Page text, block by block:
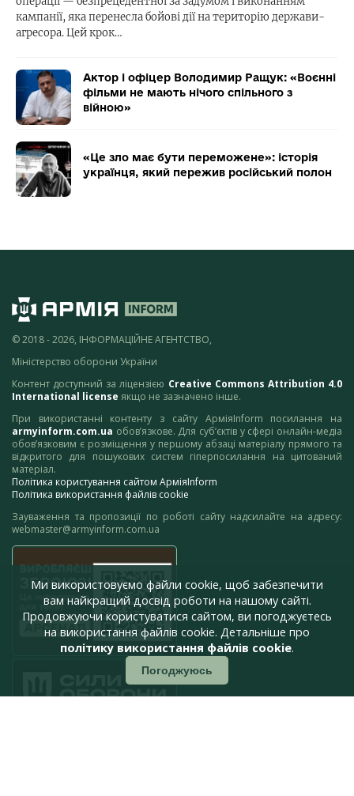
кампанії, яка перенесла бойові дії на територію держави-
агресора. Цей крок…
Актор і офіцер Володимир Ращук: «Воєнні
фільми не мають нічого спільного з
війною»
«Це зло має бути переможене»: історія
українця, який пережив російський полон
© 2018 - 2026, ІНФОРМАЦІЙНЕ АГЕНТСТВО,
Міністерство оборони України
Контент доступний за ліцензією Creative Commons Attribution 4.0
International license якщо не зазначено інше.
При використанні контенту з сайту АрміяInform посилання на
armyinform.com.ua обов’язкове. Для суб’єктів у сфері онлайн-медіа
обов’язковим є розміщення у першому абзаці матеріалу прямого та
відкритого для пошукових систем гіперпосилання на цитований
матеріал.
Політика користування сайтом АрміяInform
Політика використання файлів cookie
Зауваження та пропозиції по роботі сайту надсилайте на адресу:
webmaster@armyinform.com.ua
Ми використовуємо файли cookie, щоб забезпечити
вам найкращий досвід роботи на нашому сайті.
Продовжуючи користуватися сайтом, ви погоджуєтесь
на використання файлів cookie. Детальніше про
політику використання файлів cookie.
Погоджуюсь